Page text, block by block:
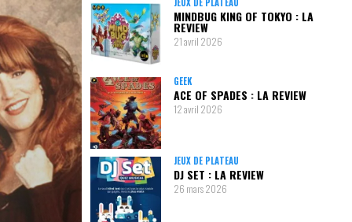
MINDBUG KING OF TOKYO : LA
REVIEW
21 avril 2026
GEEK
ACE OF SPADES : LA REVIEW
12 avril 2026
JEUX DE PLATEAU
DJ SET : LA REVIEW
26 mars 2026